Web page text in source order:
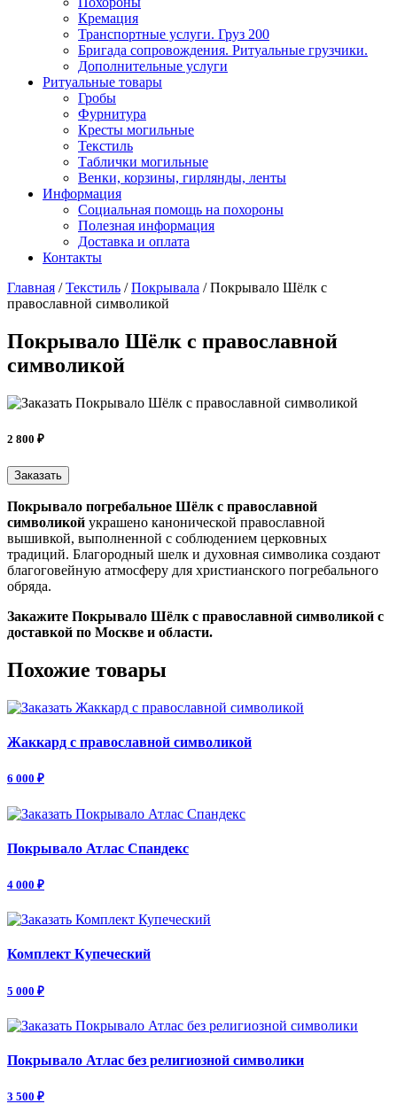
Кремация
Транспортные услуги. Груз 200
Бригада сопровождения. Ритуальные грузчики.
Дополнительные услуги
Ритуальные товары
Гробы
Фурнитура
Кресты могильные
Текстиль
Таблички могильные
Венки, корзины, гирлянды, ленты
Информация
Социальная помощь на похороны
Полезная информация
Доставка и оплата
Контакты
Главная /Текстиль /Покрывала /Покрывало Шёлк с
православной символикой
Покрывало Шёлк с православной
символикой
2 800 ₽
Заказать
Покрывало погребальное Шёлк с православной
символикой украшено канонической православной
вышивкой, выполненной с соблюдением церковных
традиций. Благородный шелк и духовная символика создают
благоговейную атмосферу для христианского погребального
обряда.
Закажите Покрывало Шёлк с православной символикой c
доставкой по Москве и области.
Похожие товары
Жаккард с православной символикой
6 000 ₽
Покрывало Атлас Спандекс
4 000 ₽
Комплект Купеческий
5 000 ₽
Покрывало Атлас без религиозной символики
3 500 ₽